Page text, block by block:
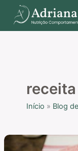
para
o
Início Blog
Receita
P
e
s
a